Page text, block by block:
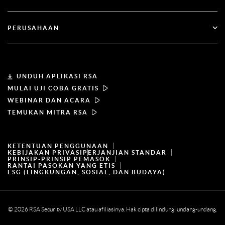
Dokumentasi
Dukungan Pelanggan
Menjadi Mitra
PERUSAHAAN
Kepemimpinan
Berita & Pers
Karir
UNDUH APLIKASI RSA
MULAI UJI COBA GRATIS
WEBINAR DAN ACARA
TEMUKAN MITRA RSA
KETENTUAN PENGGUNAAN
KEBIJAKAN PRIVASI PERJANJIAN STANDAR
PRINSIP-PRINSIP PEMASOK
RANTAI PASOKAN YANG ETIS
ESG (LINGKUNGAN, SOSIAL, DAN BUDAYA)
© 2026 RSA Security USA LLC atau afiliasinya. Hak cipta dilindungi undang-undang.